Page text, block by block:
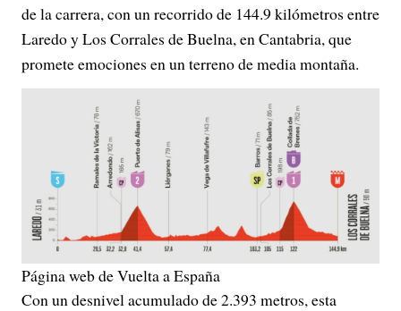
de la carrera, con un recorrido de 144.9 kilómetros entre
Laredo y Los Corrales de Buelna, en Cantabria, que
promete emociones en un terreno de media montaña.
Página web de Vuelta a España
Con un desnivel acumulado de 2.393 metros, esta